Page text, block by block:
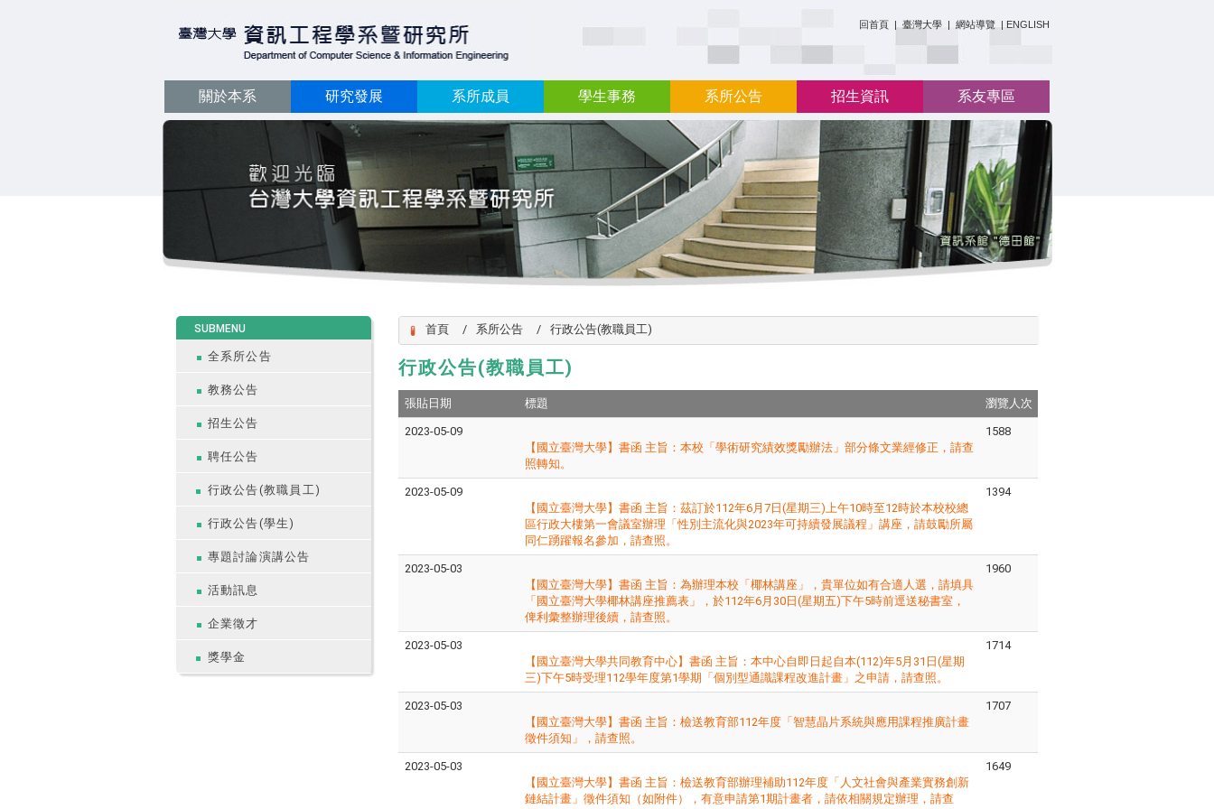
回首頁 | 臺灣大學 | 網站導覽 | ENGLISH
關於本系 研究發展 系所成員 學生事務 系所公告 招生資訊 系友專區
SUBMENU
全系所公告
教務公告
招生公告
聘任公告
行政公告(教職員工)
行政公告(學生)
專題討論演講公告
活動訊息
企業徵才
獎學金
首頁 系所公告 行政公告(教職員工)
行政公告(教職員工)
張貼日期 標題 瀏覽人次
2023-05-09
【國立臺灣大學】書函 主旨：本校「學術研究績效獎勵辦法」部分條文業經修正，請查
照轉知。
1588
2023-05-09
【國立臺灣大學】書函 主旨：茲訂於112年6月7日(星期三)上午10時至12時於本校校總
區行政大樓第一會議室辦理「性別主流化與2023年可持續發展議程」講座，請鼓勵所屬
同仁踴躍報名參加，請查照。
1394
2023-05-03
【國立臺灣大學】書函 主旨：為辦理本校「椰林講座」，貴單位如有合適人選，請填具
「國立臺灣大學椰林講座推薦表」，於112年6月30日(星期五)下午5時前逕送秘書室，
俾利彙整辦理後續，請查照。
1960
2023-05-03
【國立臺灣大學共同教育中心】書函 主旨：本中心自即日起自本(112)年5月31日(星期
三)下午5時受理112學年度第1學期「個別型通識課程改進計畫」之申請，請查照。
1714
2023-05-03
【國立臺灣大學】書函 主旨：檢送教育部112年度「智慧晶片系統與應用課程推廣計畫
徵件須知」，請查照。
1707
2023-05-03
【國立臺灣大學】書函 主旨：檢送教育部辦理補助112年度「人文社會與產業實務創新
鏈結計畫」徵件須知（如附件），有意申請第1期計畫者，請依相關規定辦理，請查
1649